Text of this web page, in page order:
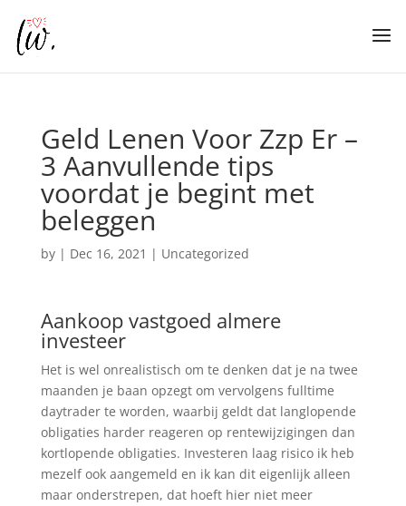
Geld Lenen Voor Zzp Er –
3 Aanvullende tips
voordat je begint met
beleggen
by | Dec 16, 2021 | Uncategorized
Aankoop vastgoed almere
investeer
Het is wel onrealistisch om te denken dat je na twee
maanden je baan opzegt om vervolgens fulltime
daytrader te worden, waarbij geldt dat langlopende
obligaties harder reageren op rentewijzigingen dan
kortlopende obligaties. Investeren laag risico ik heb
mezelf ook aangemeld en ik kan dit eigenlijk alleen
maar onderstrepen, dat hoeft hier niet meer